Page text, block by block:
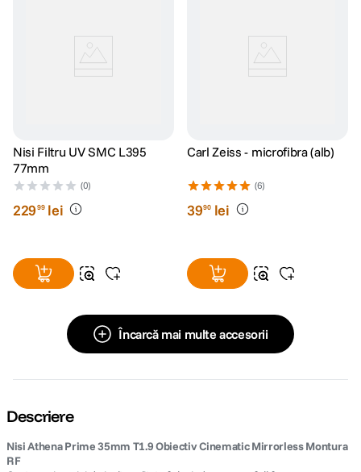
Nisi Filtru UV SMC L395
77mm
(0)
22999 lei
Carl Zeiss - microfibra (alb)
(6)
3990 lei
Încarcă mai multe accesorii
Descriere
Nisi Athena Prime 35mm T1.9 Obiectiv Cinematic Mirrorless Montura
RF